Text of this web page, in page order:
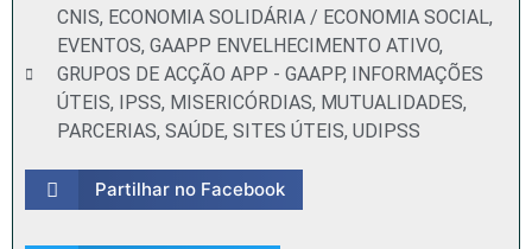
CNIS, ECONOMIA SOLIDÁRIA / ECONOMIA SOCIAL,
EVENTOS, GAAPP ENVELHECIMENTO ATIVO,
GRUPOS DE ACÇÃO APP - GAAPP, INFORMAÇÕES
ÚTEIS, IPSS, MISERICÓRDIAS, MUTUALIDADES,
PARCERIAS, SAÚDE, SITES ÚTEIS, UDIPSS
Partilhar no Facebook